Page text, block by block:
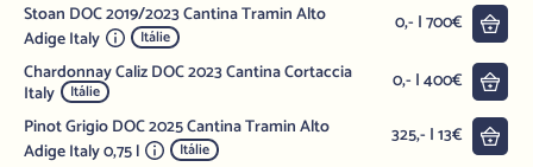
Stoan DOC 2019/2023 Cantina Tramin Alto
Adige Italy
Itálie
0,- | 700€
Chardonnay Caliz DOC 2023 Cantina Cortaccia
Italy Itálie 0,- | 400€
Pinot Grigio DOC 2025 Cantina Tramin Alto
Adige Italy 0,75 l
Itálie
325,- | 13€